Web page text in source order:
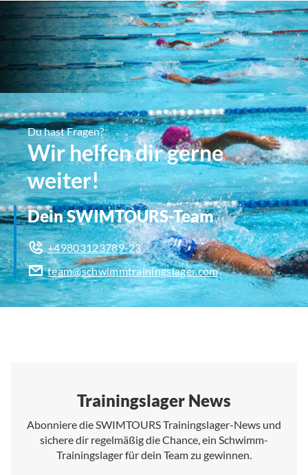
Du hast Fragen?
Wir helfen dir gerne
weiter!
Dein SWIMTOURS-Team
+49803123789-23
team@schwimmtrainingslager.com
Trainingslager News
Abonniere die SWIMTOURS Trainingslager-News und
sichere dir regelmäßig die Chance, ein Schwimm-
Trainingslager für dein Team zu gewinnen.